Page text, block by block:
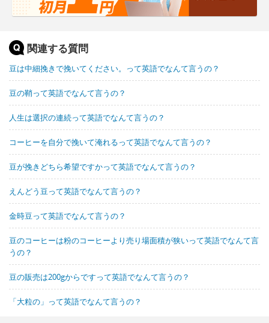
関連する質問
豆は中細挽きで挽いてください。って英語でなんて言うの？
豆の鞘って英語でなんて言うの？
人生は選択の連続って英語でなんて言うの？
コーヒーを自分で挽いて淹れるって英語でなんて言うの？
豆が挽きどちら希望ですかって英語でなんて言うの？
えんどう豆って英語でなんて言うの？
金時豆って英語でなんて言うの？
豆のコーヒーは粉のコーヒーより売り場面積が狭いって英語でなんて言
うの？
豆の販売は200gからですって英語でなんて言うの？
「大粒の」って英語でなんて言うの？